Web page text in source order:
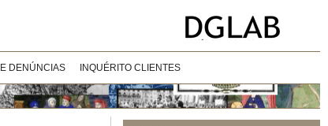
DENÚNCIAS INQUÉRITO CLIENTES